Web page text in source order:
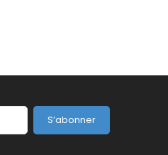
S’abonner